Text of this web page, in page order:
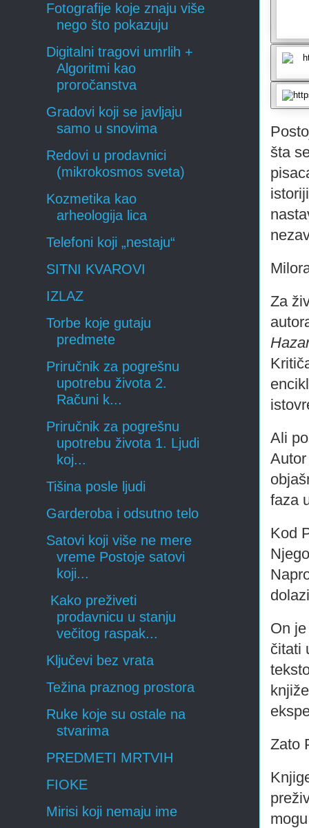
šta
Za
Ali
faza
Kod
On
čitati
Zato
Fotografije koje znaju više
nego što pokazuju
Digitalni tragovi umrlih +
Algoritmi kao
proročanstva
Gradovi koji se javljaju
samo u snovima
Redovi u prodavnici
(mikrokosmos sveta)
Kozmetika kao
arheologija lica
Telefoni koji „nestaju“
SITNI KVAROVI
IZLAZ
Torbe koje gutaju
predmete
Priručnik za pogrešnu
upotrebu života 2.
Računi k...
Priručnik za pogrešnu
upotrebu života 1. Ljudi
koj...
Tišina posle ljudi
Garderoba i odsutno telo
Satovi koji više ne mere
vreme Postoje satovi
koji...
Kako preživeti
prodavnicu u stanju
večitog raspak...
Ključevi bez vrata
Težina praznog prostora
Ruke koje su ostale na
stvarima
PREDMETI MRTVIH
FIOKE
Mirisi koji nemaju ime